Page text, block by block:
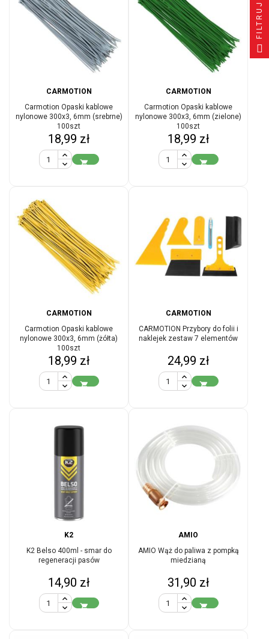
CARMOTION
Carmotion Opaski kablowe
nylonowe 300x3, 6mm (srebrne)
100szt
Cena
18,99 zł

CARMOTION
Carmotion Opaski kablowe
nylonowe 300x3, 6mm (zielone)
100szt
Cena
18,99 zł

CARMOTION
Carmotion Opaski kablowe
nylonowe 300x3, 6mm (żółta)
100szt
Cena
18,99 zł

CARMOTION
CARMOTION Przybory do folii i
naklejek zestaw 7 elementów
Cena
24,99 zł

K2
K2 Belso 400ml - smar do
regeneracji pasów
Cena
14,90 zł

AMIO
AMIO Wąż do paliwa z pompką
miedzianą
Cena
31,90 zł

FILTRUJ